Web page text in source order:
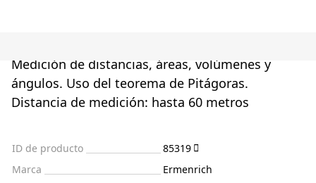
Medición de distancias, áreas, volúmenes y
ángulos. Uso del teorema de Pitágoras.
Distancia de medición: hasta 60 metros
ID de producto
85319
Marca
Ermenrich